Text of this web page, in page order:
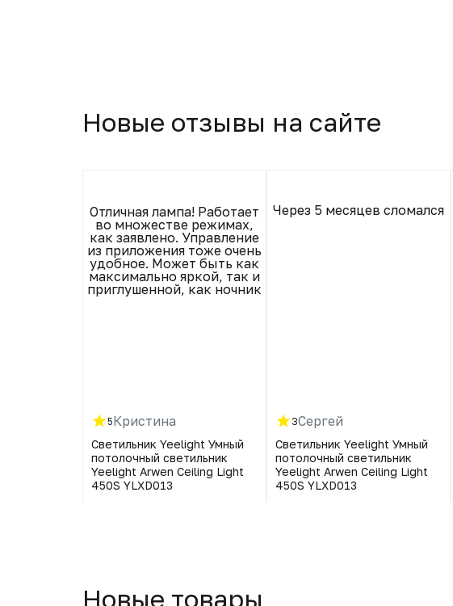
Новые отзывы на сайте
Отличная лампа! Работает
во множестве режимах,
как заявлено. Управление
из приложения тоже очень
удобное. Может быть как
максимально яркой, так и
приглушенной, как ночник
5Кристина
Светильник Yeelight Умный
потолочный светильник
Yeelight Arwen Ceiling Light
450S YLXD013
Через 5 месяцев сломался
3Сергей
Светильник Yeelight Умный
потолочный светильник
Yeelight Arwen Ceiling Light
450S YLXD013
Новые товары